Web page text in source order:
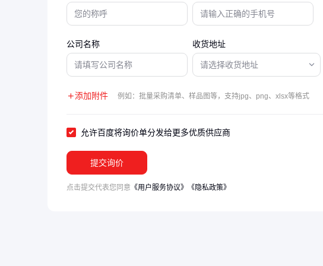
公司名称 收货地址
添加附件 例如：批量采购清单、样品图等，支持jpg、png、xlsx等格式
允许百度将询价单分发给更多优质供应商
提交询价
点击提交代表您同意 《用户服务协议》 《隐私政策》